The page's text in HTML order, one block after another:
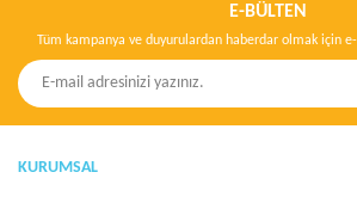
Görüş ve önerileriniz için teşekkür ederiz.
Ürün fiyatı diğer sitelerden daha pahalı.
E-BÜLTEN
Tüm kampanya ve duyurulardan haberdar olmak için
KURUMSAL